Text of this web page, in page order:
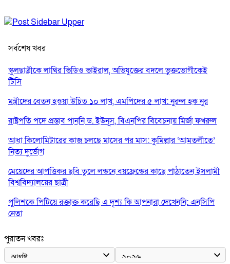
সর্বশেষ খবর
স্কুলছাত্রীকে লাথির ভিডিও ভাইরাল, অভিযুক্তের বদলে ভুক্তভোগীকেই
টিসি
মন্ত্রীদের বেতন হওয়া উচিত ১০ লাখ, এমপিদের ৫ লাখ: নুরুল হক নুর
রাষ্ট্রপতি পদে প্রস্তাব পাননি ড. ইউনূস, বিএনপির বিবেচনায় মির্জা ফখরুল
আধা কিলোমিটারের কাজ চলছে মাসের পর মাস: কুমিল্লার ‘আমতলীতে’
নিত্য দুর্ভোগ
মেয়েদের আপত্তিকর ছবি তুলে লন্ডনে বয়ফ্রেন্ডের কাছে পাঠাতেন ইসলামী
বিশ্ববিদ্যালয়ের ছাত্রী
পুলিশকে পিটিয়ে রক্তাক্ত করেছি এ দৃশ্য কি আপনারা দেখেননি: এনসিপি
নেতা
পাঁচ দেশি মাছে মিলল মাইক্রোপ্লাস্টিক, সবচেয়ে বেশি কই মাছে
বাংলাদেশী কর্মীদের আকামা নিয়ে বড় সুখবর দিলো সৌদি সরকার
পুরাতন খবরঃ